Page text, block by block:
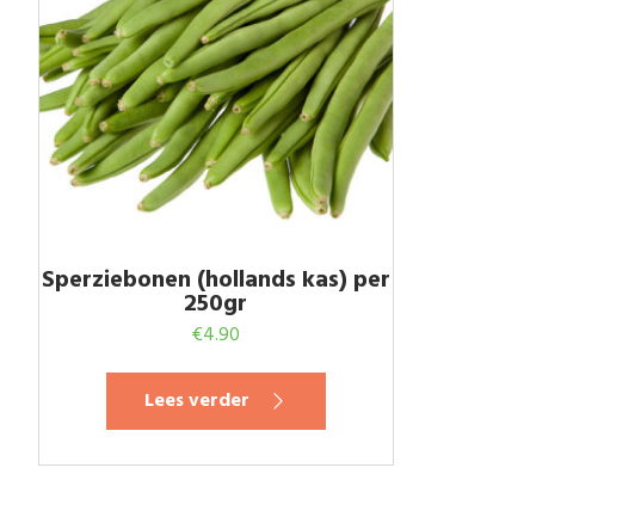
Sperziebonen (hollands kas) per
250gr
€4.90
Lees verder